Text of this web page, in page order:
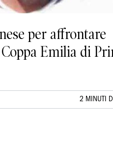
per affrontare
Emilia di
2 MINUTI